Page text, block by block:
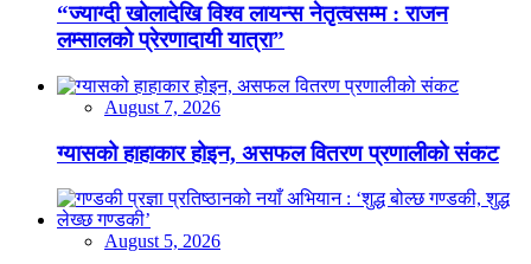
“ज्याग्दी खोलादेखि विश्व लायन्स नेतृत्वसम्म : राजन
लम्सालको प्रेरणादायी यात्रा”
August 7, 2026
ग्यासको हाहाकार होइन, असफल वितरण प्रणालीको संकट
August 5, 2026